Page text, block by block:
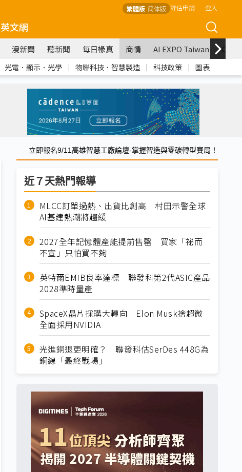
繁體版 简体版 評估申請 登入
英文網
漫新聞 聽新聞 每日椽真 商情 AI EXPO Taiwan
光電．顯示．光學 ｜ 物聯科技．智慧製造 ｜ 科技政策 ｜ 圖表
立即報名9/11高雄智慧工廠論壇-掌握智造與零碳轉型賽局！
近７天熱門報導
MLCC訂單過熱、出貨比創高 村田示警全球
AI基建熱潮將趨緩
2027全年記憶體產能提前售罄 買家「祕而
不宣」只怕買不夠
英特爾EMIB良率達標 聯發科第2代ASIC產品
2028準時量產
SpaceX晶片採購大轉向 Elon Musk捨超微
全面採用NVIDIA
光進銅退更明確？ 聯發科估SerDes 448G為
銅線「最終戰場」